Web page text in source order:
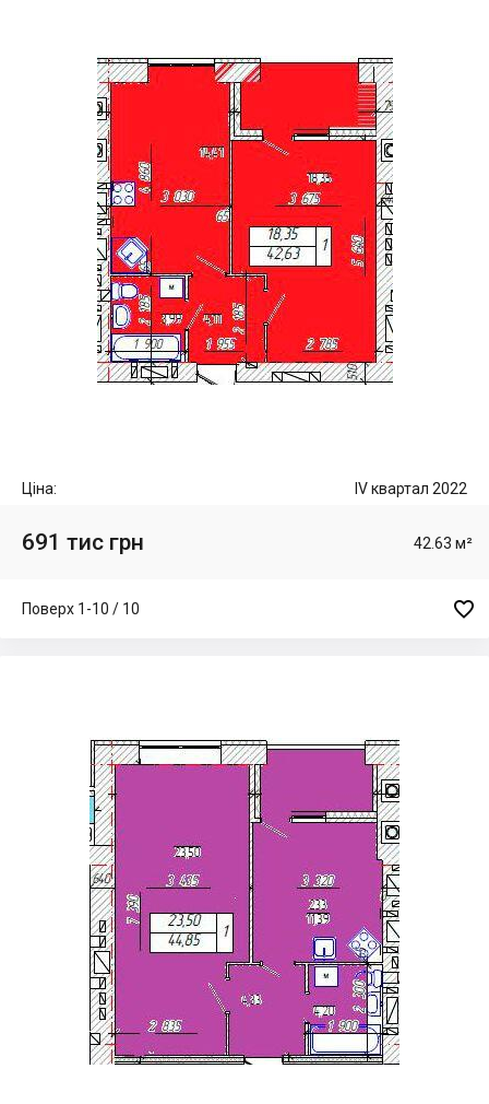
Ціна: IV квартал 2022
691 тис грн 42.63 м²
Поверх 1-10 / 10 